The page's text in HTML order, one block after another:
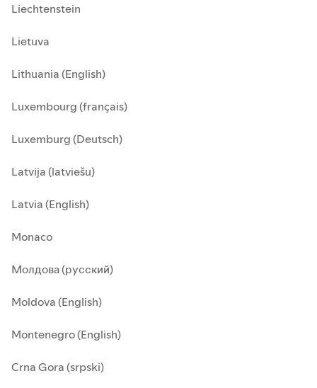
Liechtenstein
Lietuva
Lithuania (English)
Luxembourg (français)
Luxemburg (Deutsch)
Latvija (latviešu)
Latvia (English)
Monaco
Молдова (русский)
Moldova (English)
Montenegro (English)
Crna Gora (srpski)